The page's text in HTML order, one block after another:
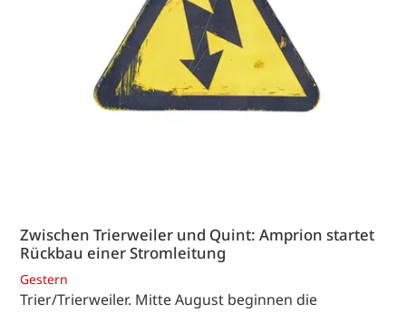
Zwischen Trierweiler und Quint: Amprion startet
Rückbau einer Stromleitung
Gestern
Trier/Trierweiler. Mitte August beginnen die